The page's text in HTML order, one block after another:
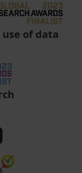
use of data